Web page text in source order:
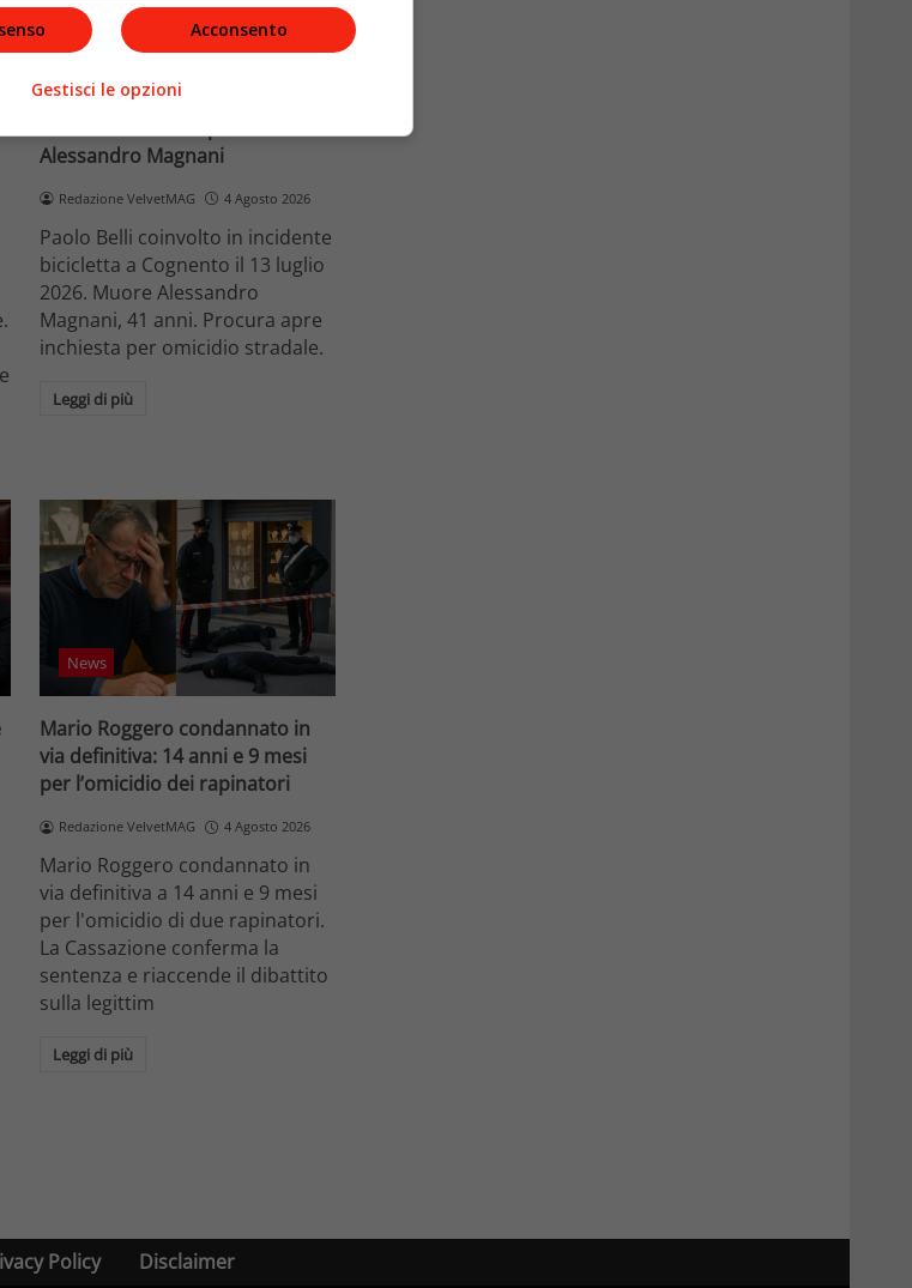
News
Paolo Belli, tragico incidente in
Alessandro Magnani
Redazione VelvetMAG 4 Agosto 2026
Paolo Belli coinvolto in incidente
bicicletta a Cognento il 13 luglio
2026. Muore Alessandro
Magnani, 41 anni. Procura apre
inchiesta per omicidio stradale.
Leggi di più
News
Mario Roggero condannato in
via definitiva: 14 anni e 9 mesi
per l’omicidio dei rapinatori
Redazione VelvetMAG 4 Agosto 2026
Mario Roggero condannato in
via definitiva a 14 anni e 9 mesi
per l'omicidio di due rapinatori.
La Cassazione conferma la
sentenza e riaccende il dibattito
sulla legittim
Leggi di più
Policy Disclaimer
Acconsento
Gestisci le opzioni